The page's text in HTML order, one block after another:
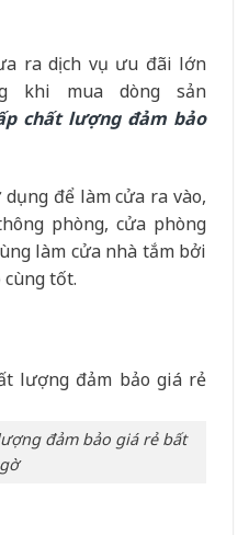
ra dịch vụ ưu đãi lớn
khi mua dòng sản
chất lượng đảm bảo
để làm cửa ra vào,
phòng, cửa phòng
làm cửa nhà tắm bởi
cùng tốt.
đảm bảo giá rẻ bất